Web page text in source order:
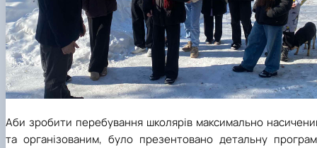
Аби зробити перебування школярів максимально
та організованим, було презентовано детальну